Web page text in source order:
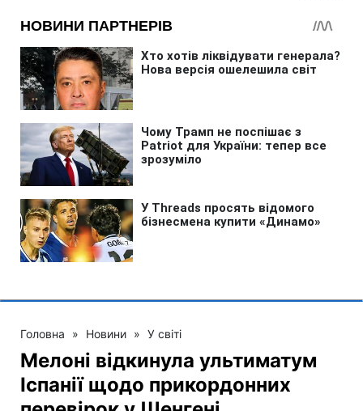
Головна » Новини » У світі
Мелоні відкинула ультиматум
Іспанії щодо прикордонних